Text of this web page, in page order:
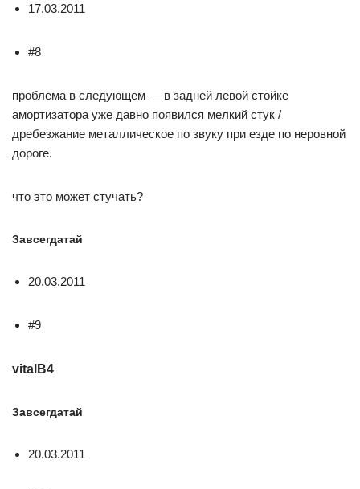
17.03.2011
#8
проблема в следующем — в задней левой стойке
амортизатора уже давно появился мелкий стук /
дребезжание металлическое по звуку при езде по неровной
дороге.
что это может стучать?
Завсегдатай
20.03.2011
#9
vitalB4
Завсегдатай
20.03.2011